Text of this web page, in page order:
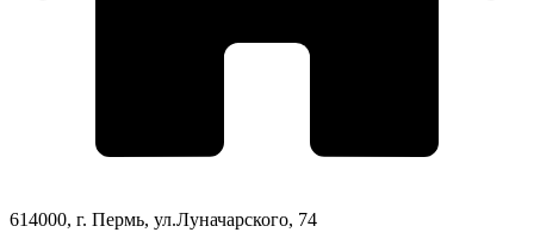
614000, г. Пермь, ул.Луначарского, 74